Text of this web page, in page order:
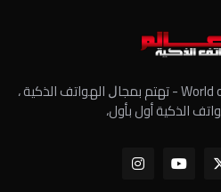
عالم الهواتف الذكية World of Mobile - ﺗﻬﺘﻢ ﺑﻤﺠﺎﻝ الهواتف الذكية ،
الذكية أول بأول،